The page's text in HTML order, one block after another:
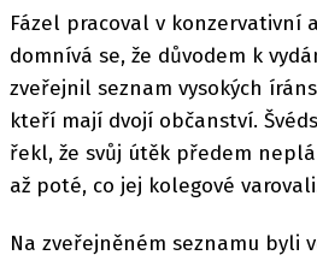
Fázel pracoval v konzervativní
domnívá se, že důvodem k
zveřejnil seznam vysokých
kteří mají dvojí občanství.
řekl, že svůj útěk předem
až poté, co jej kolegové
Na zveřejněném seznamu byli